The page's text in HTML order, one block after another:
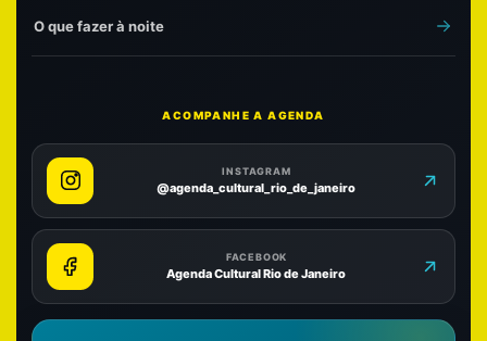
O que fazer à noite
ACOMPANHE A AGENDA
INSTAGRAM
@agenda_cultural_rio_de_janeiro
FACEBOOK
Agenda Cultural Rio de Janeiro